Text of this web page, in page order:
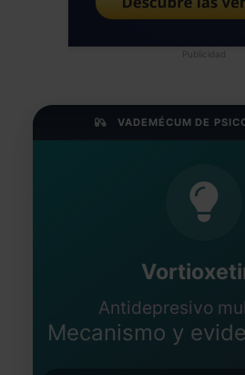
Publicidad
VADEMÉCUM DE
Antidepresivo
Mecanismo y